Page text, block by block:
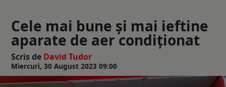
Cele mai bune și mai ieftine
aparate de aer condiţionat
Scris de David Tudor
Miercuri, 30 August 2023 09:00